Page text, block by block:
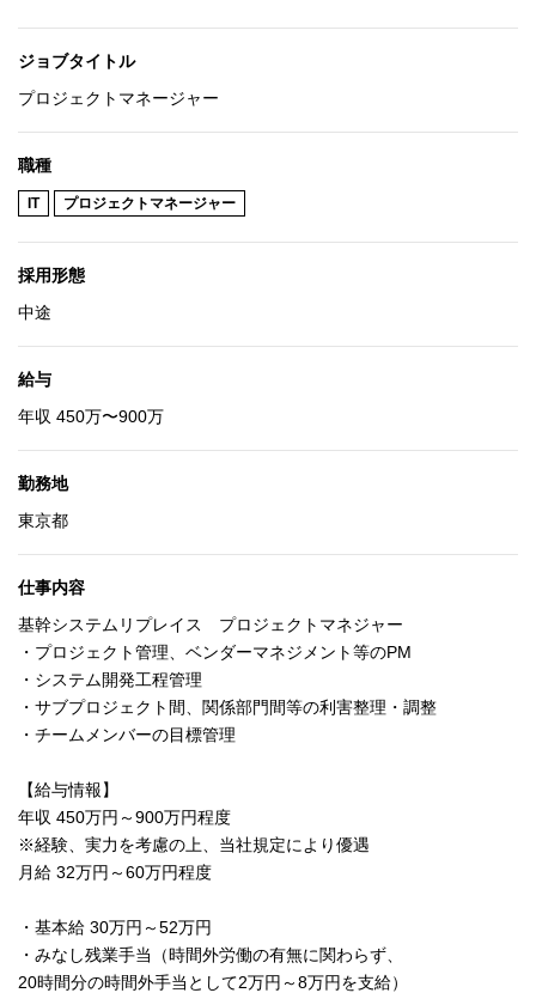
ジョブタイトル
プロジェクトマネージャー
職種
IT プロジェクトマネージャー
採用形態
中途
給与
年収 450万〜900万
勤務地
東京都
仕事内容
基幹システムリプレイス プロジェクトマネジャー
・プロジェクト管理、ベンダーマネジメント等のPM
・システム開発工程管理
・サブプロジェクト間、関係部門間等の利害整理・調整
・チームメンバーの目標管理
【給与情報】
年収 450万円～900万円程度
※経験、実力を考慮の上、当社規定により優遇
月給 32万円～60万円程度
・基本給 30万円～52万円
・みなし残業手当（時間外労働の有無に関わらず、
20時間分の時間外手当として2万円～8万円を支給）